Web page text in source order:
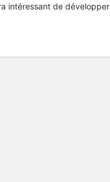
intéressant de développer